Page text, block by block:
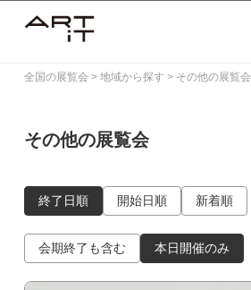
全国の展覧会 > 地域から探す > その他の展覧会
その他の展覧会
終了日順 開始日順 新着順
会期終了も含む 本日開催のみ